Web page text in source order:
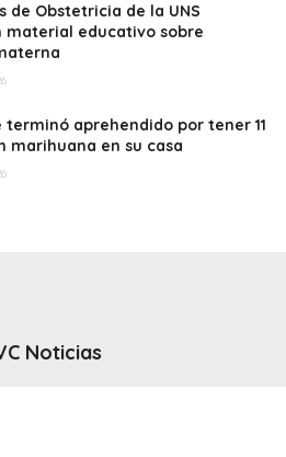
de Obstetricia de la UNS
material educativo sobre
terminó aprehendido por tener 11
marihuana en su casa
Noticias